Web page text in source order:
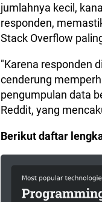
jumlahnya kecil,
responden,
Stack Overflow
"Karena responden
cenderung
pengumpulan data
Reddit, yang
Berikut daftar